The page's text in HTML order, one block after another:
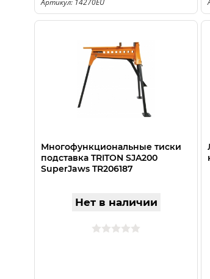
Артикул: 14270EU
Многофункциональные тиски
подставка TRITON SJA200
SuperJaws TR206187
Нет в наличии